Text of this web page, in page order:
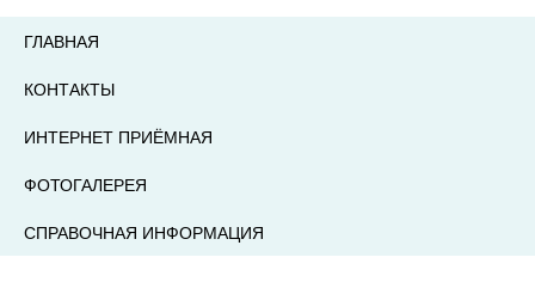
ГЛАВНАЯ
КОНТАКТЫ
ИНТЕРНЕТ ПРИЁМНАЯ
ФОТОГАЛЕРЕЯ
СПРАВОЧНАЯ ИНФОРМАЦИЯ